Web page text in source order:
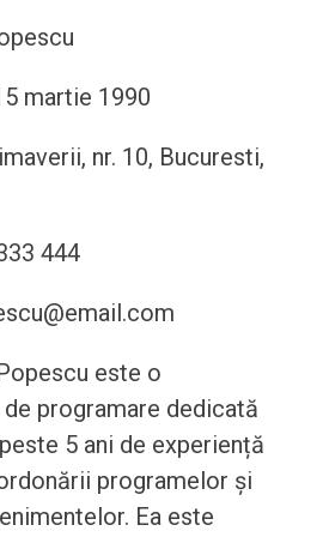
martie 1990
nr. 10, Bucuresti,
444
este o
programare dedicată
5 ani de experiență
programelor și
Ea este